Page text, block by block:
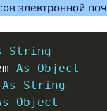
электронной
String
As
Object
As
String
Object